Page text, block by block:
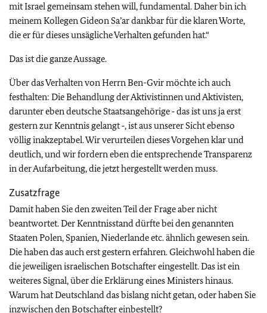
mit Israel gemeinsam stehen will, fundamental. Daher bin ich
meinem Kollegen Gideon Sa’ar dankbar für die klaren Worte,
die er für dieses unsägliche Verhalten gefunden hat.“
Das ist die ganze Aussage.
Über das Verhalten von Herrn Ben-Gvir möchte ich auch
festhalten: Die Behandlung der Aktivistinnen und Aktivisten,
darunter eben deutsche Staatsangehörige ‑ das ist uns ja erst
gestern zur Kenntnis gelangt ‑, ist aus unserer Sicht ebenso
völlig inakzeptabel. Wir verurteilen dieses Vorgehen klar und
deutlich, und wir fordern eben die entsprechende Transparenz
in der Aufarbeitung, die jetzt hergestellt werden muss.
Zusatzfrage
Damit haben Sie den zweiten Teil der Frage aber nicht
beantwortet. Der Kenntnisstand dürfte bei den genannten
Staaten Polen, Spanien, Niederlande etc. ähnlich gewesen sein.
Die haben das auch erst gestern erfahren. Gleichwohl haben die
die jeweiligen israelischen Botschafter eingestellt. Das ist ein
weiteres Signal, über die Erklärung eines Ministers hinaus.
Warum hat Deutschland das bislang nicht getan, oder haben Sie
inzwischen den Botschafter einbestellt?